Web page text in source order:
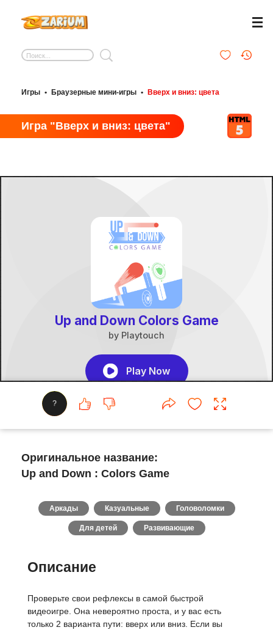
Игры • Браузерные мини-игры • Вверх и вниз: цвета
Игра "Вверх и вниз: цвета"
?
Оригинальное название:
Up and Down : Colors Game
Аркады Казуальные Головоломки
Для детей Развивающие
Описание
Проверьте свои рефлексы в самой быстрой
видеоигре. Она невероятно проста, и у вас есть
только 2 варианта пути: вверх или вниз. Если вы